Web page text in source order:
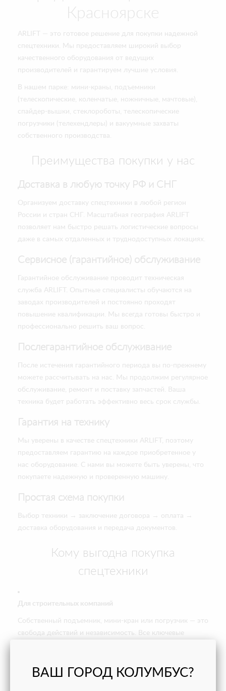
Красноярске
ARLIFT — это готовое решение для покупки надежной
спецтехники. Мы предоставляем широкий выбор
качественного оборудования от ведущих
производителей и гарантируем лучшие условия.
В нашем парке: мини-краны, подъемники
(телескопические, коленчатые, ножничные, мачтовые),
спайдер-вышки, стеклороботы, телескопические
погрузчики (телехендлеры) и вакуумные захваты
собственного производства.
Преимущества покупки у нас
Доставка в любую точку РФ и СНГ
Организуем доставку спецтехники в любой регион
России и стран СНГ. Масштабная география ARLIFT
позволяет нам быстро решать логистические вопросы
даже в самых отдаленных и труднодоступных локациях.
Сервисное (гарантийное) обслуживание
Гарантийное обслуживание проводит техническая
служба ARLIFT. Опытные специалисты обучаются на
заводах производителей и постоянно проходят
повышение квалификации. Мы всегда готовы быстро и
профессионально решить ваш вопрос.
Послегарантийное обслуживание
После истечения гарантийного периода вы по-прежнему
можете рассчитывать на нас. Мы продолжим регулярное
обслуживание, ремонт и поставку запчастей. Ваша
техника будет работать эффективно весь срок службы.
Гарантия на технику
Мы уверены в качестве спецтехники ARLIFT, поэтому
предоставляем гарантию на каждое приобретенное у
нас оборудование. С нами вы можете быть уверены, что
покупаете надежную и проверенную машину.
Простая схема покупки
Выбор техники → заключение договора → оплата →
доставка оборудования и передача документов.
Кому выгодна покупка
спецтехники
Для строительных компаний
Собственный подъемник, мини-кран или погрузчик — это
свобода действий и независимость. Все ключевые
ВАШ ГОРОД КОЛУМБУС?